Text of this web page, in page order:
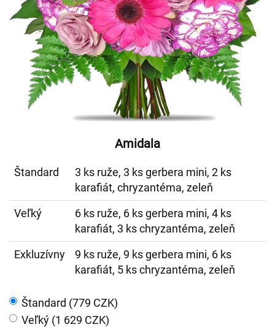
Amidala
Štandard
3 ks ruže, 3 ks gerbera mini, 2 ks
karafiát, chryzantéma, zeleň
Veľký
6 ks ruže, 6 ks gerbera mini, 4 ks
karafiát, 3 ks chryzantéma, zeleň
Exkluzívny
9 ks ruže, 9 ks gerbera mini, 6 ks
karafiát, 5 ks chryzantéma, zeleň
Štandard (779 CZK)
Veľký (1 629 CZK)